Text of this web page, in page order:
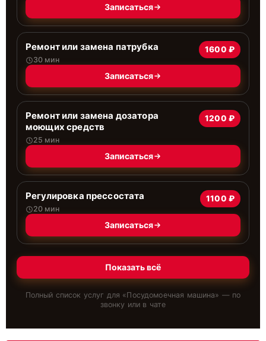
Записаться
Ремонт или замена патрубка
30 мин
1600 ₽
Записаться
Ремонт или замена дозатора
моющих средств
25 мин
1200 ₽
Записаться
Регулировка прессостата
20 мин
1100 ₽
Записаться
Показать всё
Полный список услуг для «Посудомоечная машина» — по
звонку или в чате